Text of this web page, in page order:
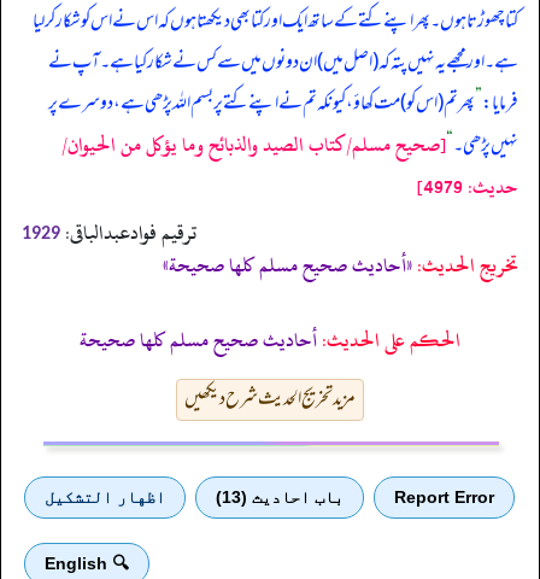
کتا چھوڑتا ہوں۔ پھر اپنے کتے کے ساتھ ایک اور کتا بھی دیکھتا ہوں کہ اس نے اس کو شکار کر لیا
ہے۔ اور مجھے یہ نہیں پتہ کہ (اصل میں) ان دونوں میں سے کس نے شکار کیا ہے۔ آپ نے
فرمایا:”پھر تم (اس کو) مت کھاؤ، کیونکہ تم نے اپنے کتے پر بسم اللہ پڑھی ہے، دوسرے پر
نہیں پڑھی۔“[صحيح مسلم/كتاب الصيد والذبائح وما يؤكل من الحيوان/
حدیث: 4979]
ترقیم فوادعبدالباقی: 1929
تخریج الحدیث:«أحاديث صحيح مسلم كلها صحيحة»
الحكم على الحديث:أحاديث صحيح مسلم كلها صحيحة
مزید تخریج الحدیث شرح دیکھیں
Report Error باب احادیث (13) اظهار التشكيل
🔍 English